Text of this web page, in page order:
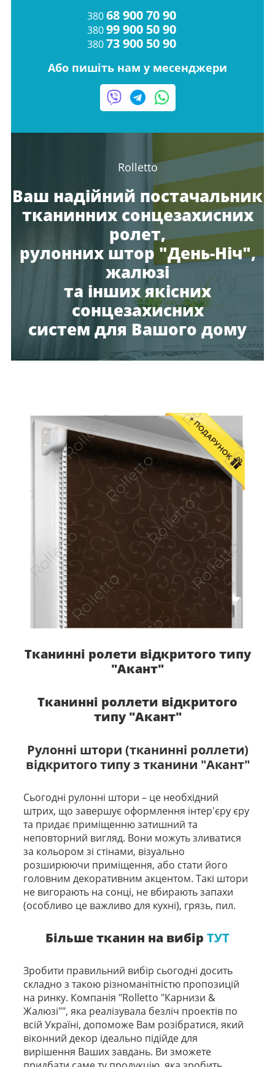
38068 900 70 90
38099 900 50 90
38073 900 50 90
Або пишіть нам у месенджери
Rolletto
Ваш надійний постачальник
тканинних сонцезахисних
ролет,
рулонних штор "День-Ніч",
жалюзі
та інших якісних
сонцезахисних
систем для Вашого дому
Тканинні ролети відкритого типу
"Акант"
Тканинні роллети відкритого
типу "Акант"
Рулонні штори (тканинні роллети)
відкритого типу з тканини "Акант"
Сьогодні рулонні штори – це необхідний
штрих, що завершує оформлення інтер'єру єру
та придає приміщенню затишний та
неповторний вигляд. Вони можуть зливатися
за кольором зі стінами, візуально
розширюючи приміщення, або стати його
головним декоративним акцентом. Такі штори
не вигорають на сонці, не вбирають запахи
(особливо це важливо для кухні), грязь, пил.
Більше тканин на вибір ТУТ
Зробити правильний вибір сьогодні досить
складно з такою різноманітністю пропозицій
на ринку. Компанія "Rolletto "Карнизи &
Жалюзі"", яка реалізувала безліч проектів по
всій Україні, допоможе Вам розібратися, який
віконний декор ідеально підійде для
вирішення Ваших завдань. Ви зможете